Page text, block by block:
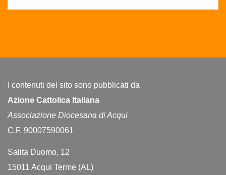
I contenuti del sito sono pubblicati da
Azione Cattolica Italiana
Associazione Diocesana di Acqui
C.F. 90007590061
Salita Duomo, 12
15011 Acqui Terme (AL)